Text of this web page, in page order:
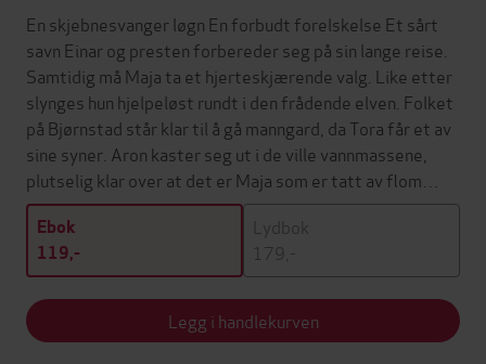
En skjebnesvanger løgn En forbudt forelskelse Et sårt
savn Einar og presten forbereder seg på sin lange reise.
Samtidig må Maja ta et hjerteskjærende valg. Like etter
slynges hun hjelpeløst rundt i den frådende elven. Folket
på Bjørnstad står klar til å gå manngard, da Tora får et av
sine syner. Aron kaster seg ut i de ville vannmassene,
plutselig klar over at det er Maja som er tatt av flom…
Ebok
119,-
Lydbok
179,-
Legg i handlekurven